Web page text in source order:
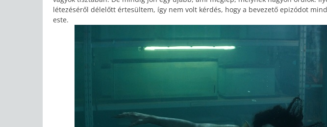
létezéséről délelőtt értesültem, így nem volt kérdés, hogy a bevezető epizódot
este.